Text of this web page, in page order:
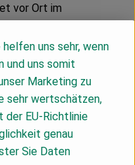
vor Ort im
von
Kühe, eine
gibt, sondern auch
denn keine
uns sehr, wenn
und uns somit
Marketing zu
sehr wertschätzen,
der EU-Richtlinie
genau
Sie Daten